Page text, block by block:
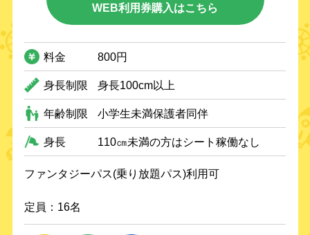
WEB利用券購入はこちら
料金 800円
身長制限 身長100cm以上
年齢制限 小学生未満保護者同伴
身長 110㎝未満の方はシート稼働なし
ファンタジーパス(乗り放題パス)利用可
定員：16名